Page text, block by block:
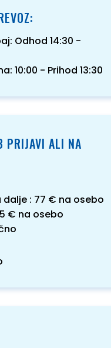
Odhod 14:30 -
10:00 - Prihod 13:30
PRIJAVI ALI NA
dalje : 77 € na osebo
€ na osebo